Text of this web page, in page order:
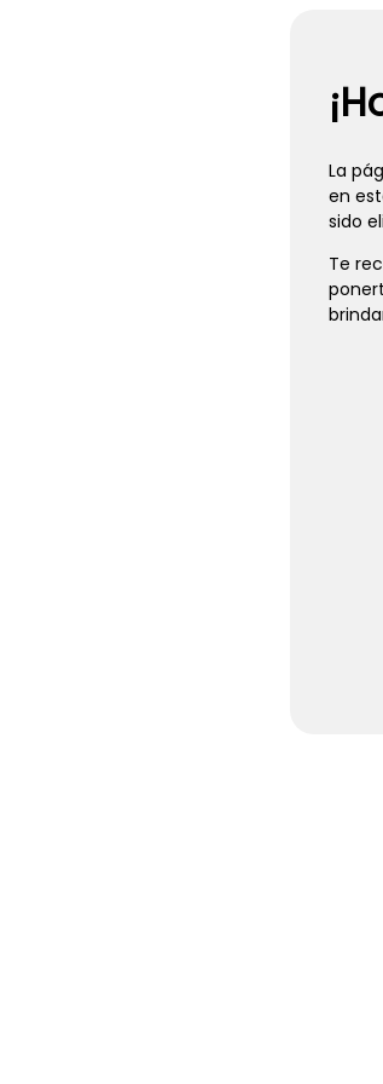
La
en
sido
Te